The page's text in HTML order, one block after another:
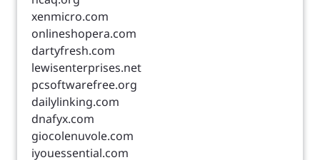
xenmicro.com
onlineshopera.com
dartyfresh.com
lewisenterprises.net
pcsoftwarefree.org
dailylinking.com
dnafyx.com
giocolenuvole.com
iyouessential.com